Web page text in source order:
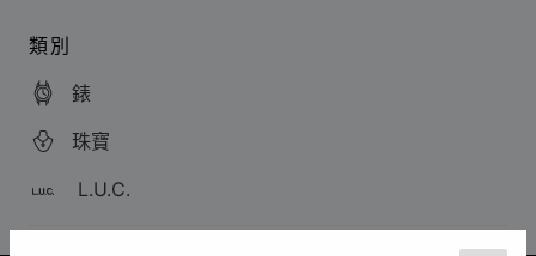
類別
錶
珠寶
L.U.C.